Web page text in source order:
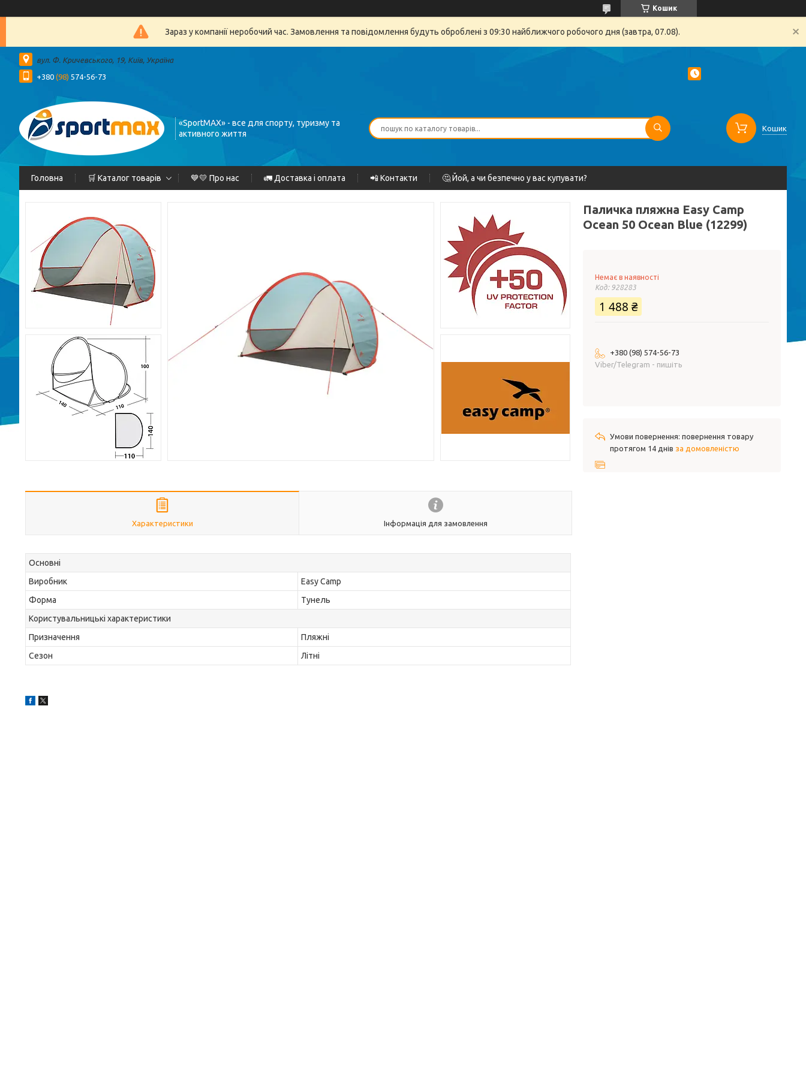
Кошик
Зараз у компанії неробочий час. Замовлення та повідомлення будуть оброблені з 09:30 найближчого робочого дня (завтра, 07.08).
вул. Ф. Кричевського, 19, Київ, Україна
+380 (98) 574-56-73
«SportMAX» - все для спорту, туризму та
активного життя
Кошик
Головна 🛒 Каталог товарів 💙💛 Про нас 🚛 Доставка і оплата 📲 Контакти 🤔 Йой, а чи безпечно у вас купувати?
Характеристики Інформація для замовлення
Основні
Виробник
Easy Camp
Форма
Тунель
Користувальницькі характеристики
Призначення
Пляжні
Сезон
Літні
Паличка пляжна Easy Camp
Ocean 50 Ocean Blue (12299)
Немає в наявності
Код: 928283
1 488 ₴
+380 (98) 574-56-73
Viber/Telegram - пишіть
повернення товару
протягом 14 днів за домовленістю